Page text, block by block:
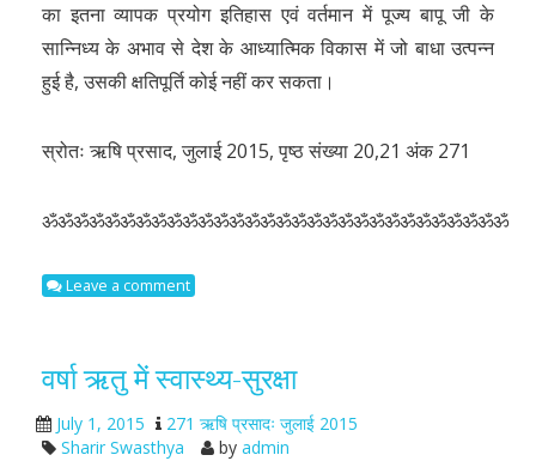
का इतना व्यापक प्रयोग इतिहास एवं वर्तमान में पूज्य बापू जी के
सान्निध्य के अभाव से देश के आध्यात्मिक विकास में जो बाधा उत्पन्न
हुई है, उसकी क्षतिपूर्ति कोई नहीं कर सकता।
स्रोतः ऋषि प्रसाद, जुलाई 2015, पृष्ठ संख्या 20,21 अंक 271
ॐॐॐॐॐॐॐॐॐॐॐॐॐॐॐॐॐॐॐॐॐॐॐॐॐॐॐॐॐॐ
Leave a comment
वर्षा ऋतु में स्वास्थ्य-सुरक्षा
July 1, 2015
271 ऋषि प्रसादः जुलाई 2015
Sharir Swasthya
by admin